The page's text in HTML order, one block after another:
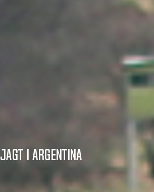
Jagt i Argentina